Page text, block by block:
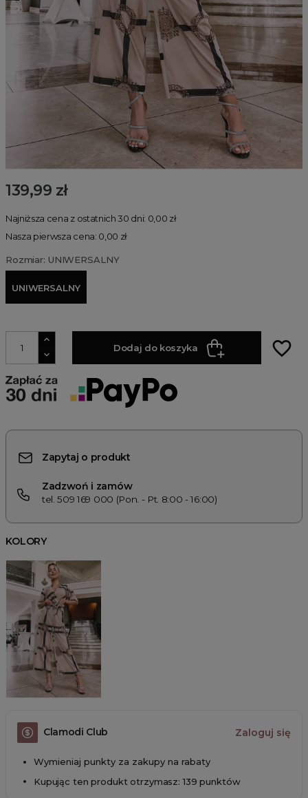
139,99 zł
Najniższa cena z ostatnich 30 dni: 0,00 zł
Nasza pierwsza cena: 0,00 zł
Rozmiar: UNIWERSALNY
UNIWERSALNY
Dodaj do koszyka favorite_border
Zapytaj o produkt
Zadzwoń i zamów
tel. 509 169 000 (Pon. - Pt. 8:00 - 16:00)
KOLORY
Clamodi Club Zaloguj się
Wymieniaj punkty za zakupy na rabaty
Kupując ten produkt otrzymasz: 139 punktów